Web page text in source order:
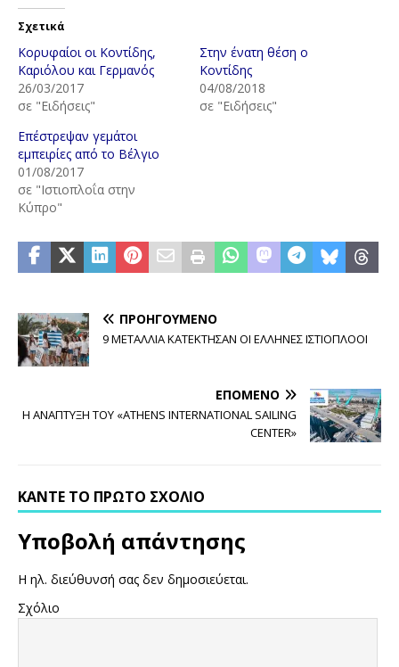
Σχετικά
Κορυφαίοι οι Κοντίδης,
Καριόλου και Γερμανός
26/03/2017
σε "Ειδήσεις"
Στην ένατη θέση ο
Κοντίδης
04/08/2018
σε "Ειδήσεις"
Επέστρεψαν γεμάτοι
εμπειρίες από το Βέλγιο
01/08/2017
σε "Ιστιοπλοΐα στην
Κύπρο"
ΠΡΟΗΓΟΎΜΕΝΟ
9 ΜΕΤΑΛΛΙΑ ΚΑΤΕΚΤΗΣΑΝ ΟΙ ΕΛΛΗΝΕΣ ΙΣΤΙΟΠΛΟΟΙ
ΕΠΌΜΕΝΟ
Η ΑΝΑΠΤΥΞΗ ΤΟΥ «ATHENS INTERNATIONAL SAILING
CENTER»
ΚΆΝΤΕ ΤΟ ΠΡΏΤΟ ΣΧΌΛΙΟ
Υποβολή απάντησης
Η ηλ. διεύθυνσή σας δεν δημοσιεύεται.
Σχόλιο